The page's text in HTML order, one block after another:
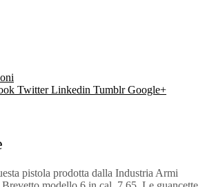
Twitter Linkedin Tumblr Google+
pistola prodotta dalla Industria Armi